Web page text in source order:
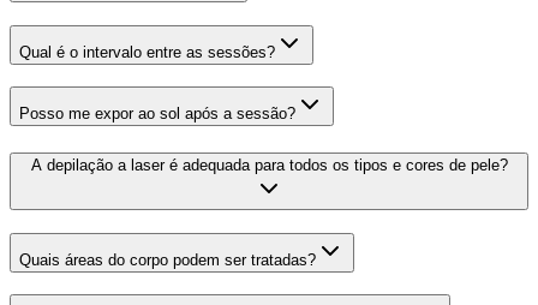
Qual é o intervalo entre as sessões?
Posso me expor ao sol após a sessão?
A depilação a laser é adequada para todos os tipos e cores de pele?
Quais áreas do corpo podem ser tratadas?